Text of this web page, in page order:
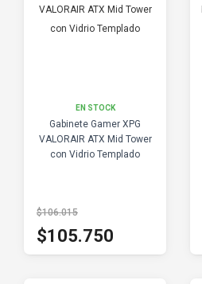
EN STOCK
Gabinete Gamer XPG
VALORAIR ATX Mid Tower
con Vidrio Templado
$106.015
$105.750